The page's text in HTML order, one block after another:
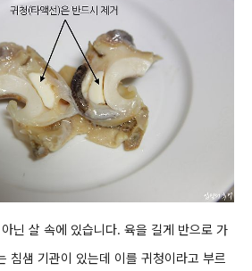
닌 살 속에 있습니다. 육을 길게 반으로 가
침샘 기관이 있는데 이를 귀청이라고 부르